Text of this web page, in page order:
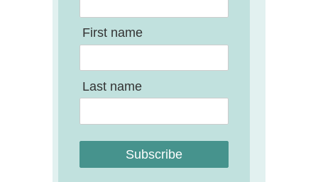
First name
Last name
Subscribe